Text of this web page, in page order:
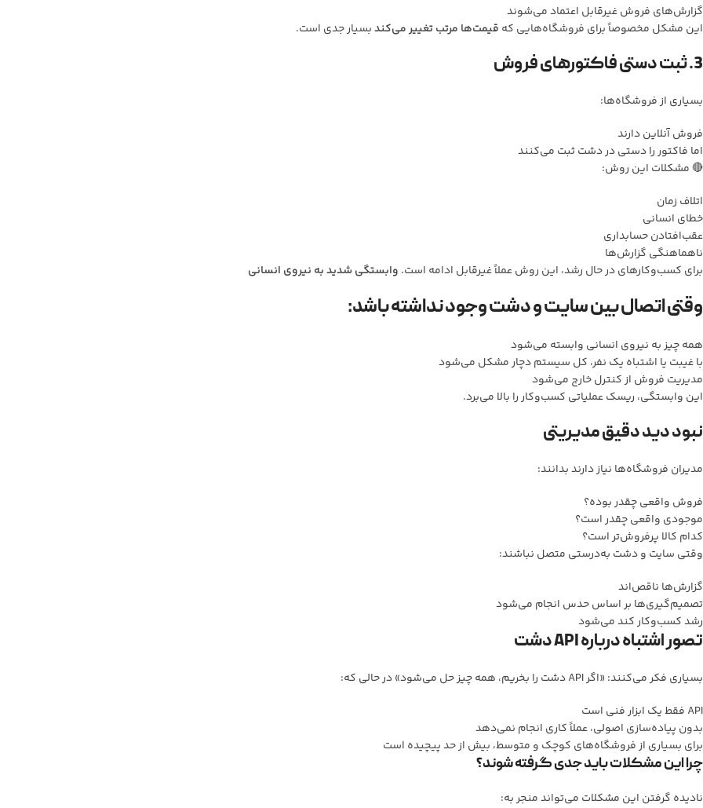
گزارش‌های فروش غیرقابل اعتماد می‌شوند
این مشکل مخصوصاً برای فروشگاه‌هایی که قیمت‌ها مرتب تغییر می‌کندبسیار جدی است.
3. ثبت دستی فاکتورهای فروش
بسیاری از فروشگاه‌ها:
فروش آنلاین دارند
اما فاکتور را دستی در دشت ثبت می‌کنند
🔴 مشکلات این روش:
اتلاف زمان
خطای انسانی
عقب‌افتادن حسابداری
ناهماهنگی گزارش‌ها
برای کسب‌وکارهای در حال رشد، این روش عملاً غیرقابل ادامه است. وابستگی شدید به نیروی انسانی
وقتی اتصال بین سایت و دشت وجود نداشته باشد:
همه چیز به نیروی انسانی وابسته می‌شود
با غیبت یا اشتباه یک نفر، کل سیستم دچار مشکل می‌شود
مدیریت فروش از کنترل خارج می‌شود
این وابستگی، ریسک عملیاتی کسب‌وکار را بالا می‌برد.
نبود دید دقیق مدیریتی
مدیران فروشگاه‌ها نیاز دارند بدانند:
فروش واقعی چقدر بوده؟
موجودی واقعی چقدر است؟
کدام کالا پرفروش‌تر است؟
وقتی سایت و دشت به‌درستی متصل نباشند:
گزارش‌ها ناقص‌اند
تصمیم‌گیری‌ها بر اساس حدس انجام می‌شود
رشد کسب‌وکار کند می‌شود
تصور اشتباه درباره دشت
بسیاری فکر می‌کنند: «اگر API دشت را بخریم، همه چیز حل می‌شود» در حالی که:
API فقط یک ابزار فنی است
بدون پیاده‌سازی اصولی، عملاً کاری انجام نمی‌دهد
برای بسیاری از فروشگاه‌های کوچک و متوسط، بیش از حد پیچیده است
چرا این مشکلات باید جدی گرفته شوند؟
نادیده گرفتن این مشکلات می‌تواند منجر به: